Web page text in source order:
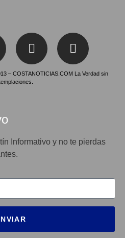
– COSTANOTICIAS.COM La Verdad sin
Informativo y no te pierdas